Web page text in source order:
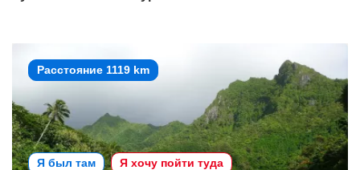
Расстояние 1119 km
Я был там Я хочу пойти туда